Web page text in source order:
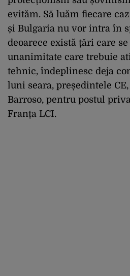
evităm. Să luăm fiecare
și Bulgaria nu vor intra în
deoarece există țări care
unanimitate care trebuie
tehnic, îndeplinesc deja
luni seara, președintele
Barroso, pentru postul
Franța LCI.